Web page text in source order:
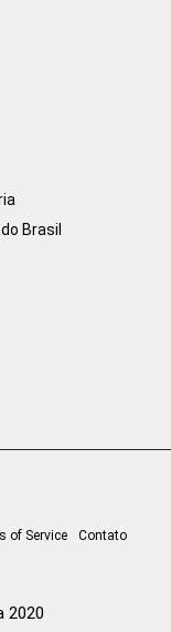
Brasil
of Service Contato
2020